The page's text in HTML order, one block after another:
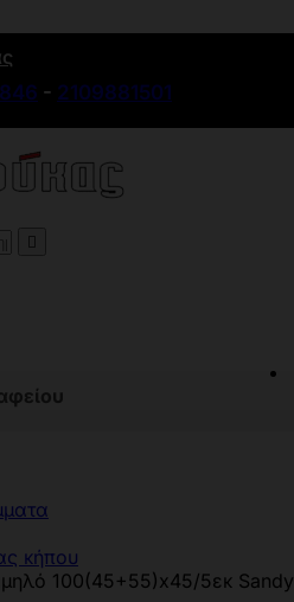
- 2109881501

κήπου
100(45+55)x45/5εκ Sandy